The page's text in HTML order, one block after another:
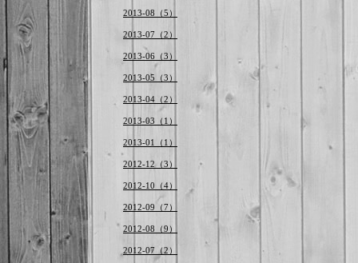
2013-08（5）
2013-07（2）
2013-06（3）
2013-05（3）
2013-04（2）
2013-03（1）
2013-01（1）
2012-12（3）
2012-10（4）
2012-09（7）
2012-08（9）
2012-07（2）